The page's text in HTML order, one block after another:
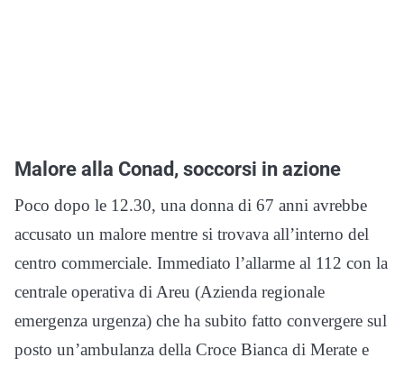
Malore alla Conad, soccorsi in azione
Poco dopo le 12.30, una donna di 67 anni avrebbe
accusato un malore mentre si trovava all’interno del
centro commerciale. Immediato l’allarme al 112 con la
centrale operativa di Areu (Azienda regionale
emergenza urgenza) che ha subito fatto convergere sul
posto un’ambulanza della Croce Bianca di Merate e